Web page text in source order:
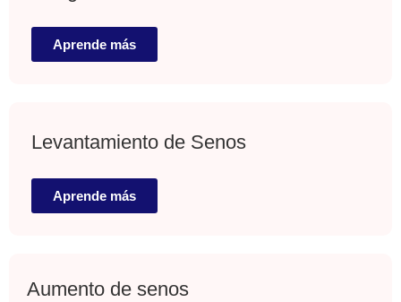
Aprende más
Levantamiento de Senos
Aprende más
Aumento de senos